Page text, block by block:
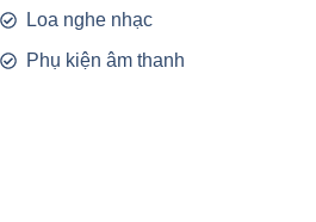
Loa nghe nhạc
Phụ kiện âm thanh